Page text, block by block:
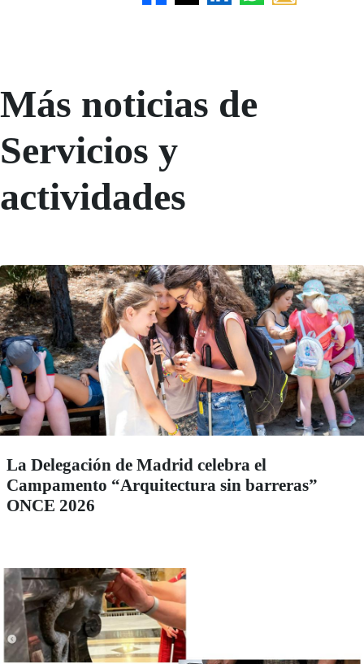
Más noticias de
Servicios y
actividades
La Delegación de Madrid celebra el
Campamento “Arquitectura sin barreras”
ONCE 2026